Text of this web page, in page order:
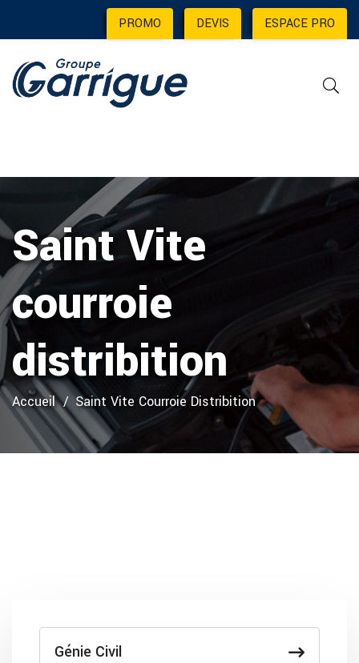
PROMO | DEVIS | ESPACE PRO
Saint Vite
courroie
distribition
Accueil Saint Vite Courroie Distribition
Génie Civil